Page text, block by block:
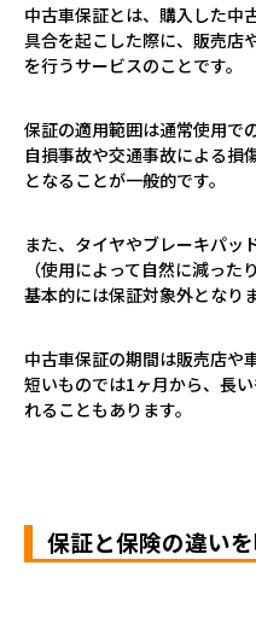
中古車保証とは、購入した中
具合を起こした際に、販売店
を行うサービスのことです。
保証の適用範囲は通常使用で
自損事故や交通事故による損
となることが一般的です。
また、タイヤやブレーキパッ
（使用によって自然に減っ
基本的には保証対象外となりま
中古車保証の期間は販売店や
短いものでは1ヶ月から、長
れることもあります。
保証と保険の違い